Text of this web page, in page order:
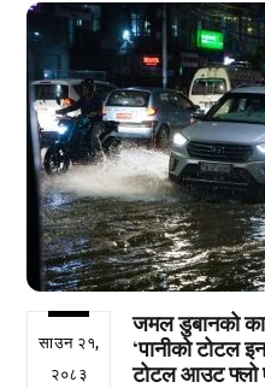
साउन २१,
२०८३
जमल डुबानको
‘पानीको टोटल
टोटल आउट फ्लो